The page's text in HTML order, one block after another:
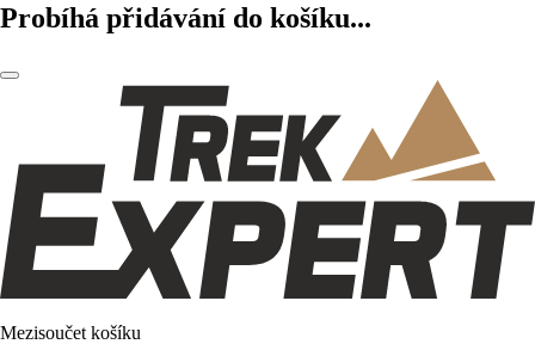
Probíhá přidávání do košíku...
Mezisoučet košíku